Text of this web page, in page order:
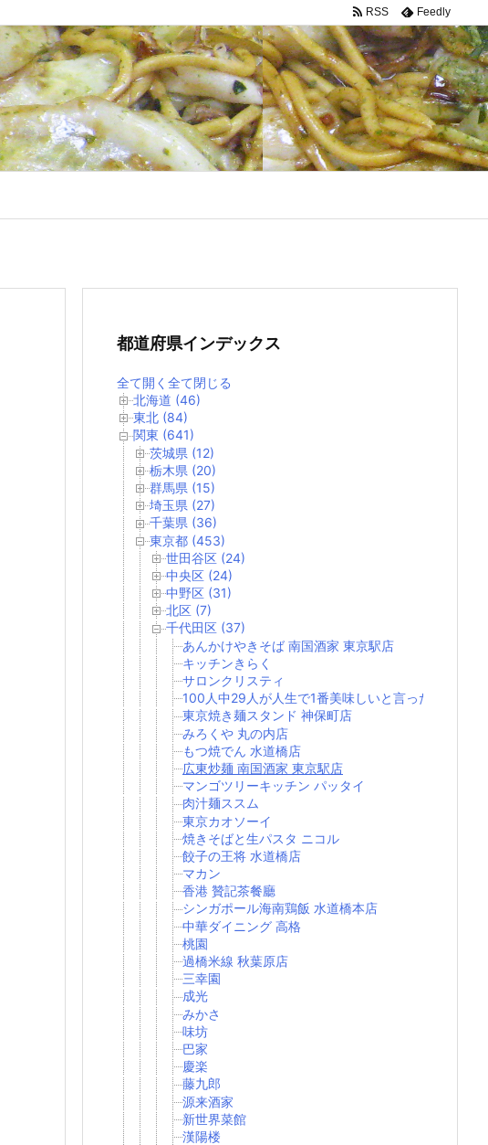
RSS Feedly
都道府県インデックス
全て開く 全て閉じる
北海道 (46)
東北 (84)
関東 (641)
茨城県 (12)
栃木県 (20)
群馬県 (15)
埼玉県 (27)
千葉県 (36)
東京都 (453)
世田谷区 (24)
中央区 (24)
中野区 (31)
北区 (7)
千代田区 (37)
あんかけやきそば 南国酒家 東京駅店
キッチンきらく
サロンクリスティ
100人中29人が人生で1番美味しいと言った焼きそば
東京焼き麺スタンド 神保町店
みろくや 丸の内店
もつ焼でん 水道橋店
広東炒麺 南国酒家 東京駅店
マンゴツリーキッチン パッタイ
肉汁麺ススム
東京カオソーイ
焼きそばと生パスタ ニコル
餃子の王将 水道橋店
マカン
香港 贊記茶餐廳
シンガポール海南鶏飯 水道橋本店
中華ダイニング 高格
桃園
過橋米線 秋葉原店
三幸園
成光
みかさ
味坊
巴家
慶楽
藤九郎
源来酒家
新世界菜館
漢陽楼